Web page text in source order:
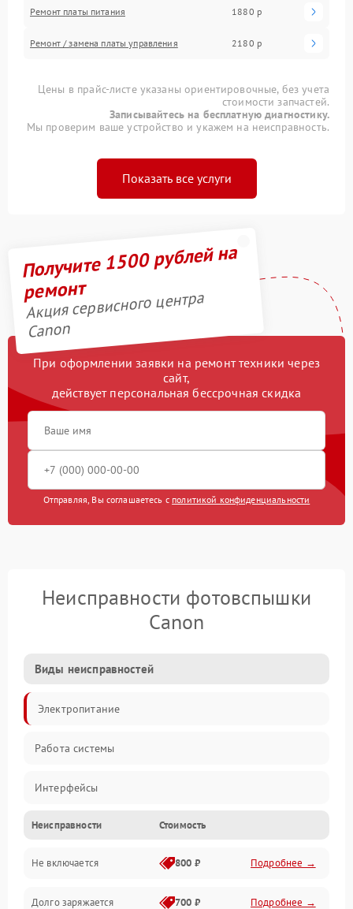
Ремонт платы питания 1880 р
Ремонт / замена платы управления 2180 р
Цены в прайс-листе указаны ориентировочные, без учета
стоимости запчастей.
Записывайтесь на бесплатную диагностику.
Мы проверим ваше устройство и укажем на неисправность.
Показать все услуги
Получите 1500 рублей на
ремонт
Акция сервисного центра
Canon
При оформлении заявки на ремонт техники через
сайт,
действует персональная бессрочная скидка
Отправляя, Вы соглашаетесь с политикой конфиденциальности
Неисправности фотовспышки
Canon
Виды неисправностей
Электропитание
Работа системы
Интерфейсы
Электронные компоненты
Корпус/Герметичность
Неисправности Стоимость
Не включается 800 ₽ Подробнее →
Долго заряжается 700 ₽ Подробнее →